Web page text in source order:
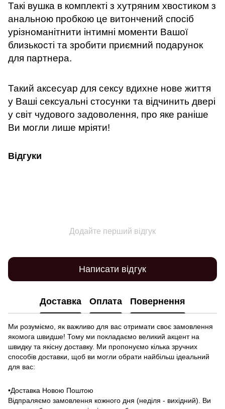
Такі вушка в комплекті з хутряним хвостиком з
анальною пробкою це витончений спосіб
урізноманітнити інтимні моменти Вашої
близькості та зробити приємний подарунок
для партнера.
Такий аксесуар для сексу вдихне нове життя
у Ваші сексуальні стосунки та відчинить двері
у світ чудового задоволення, про яке раніше
Ви могли лише мріяти!
Відгуки
Додайте перший відгук
Написати відгук
Доставка Оплата Повернення
Ми розуміємо, як важливо для вас отримати своє замовлення
якомога швидше! Тому ми покладаємо великий акцент на
швидку та якісну доставку. Ми пропонуємо кілька зручних
способів доставки, щоб ви могли обрати найбільш ідеальний
для вас:
•Доставка Новою Поштою
Відпраляємо замовлення кожного дня (неділя - вихідний). Ви